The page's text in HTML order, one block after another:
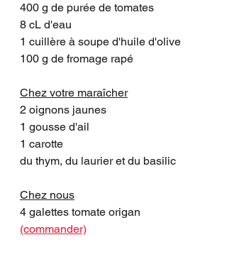
400 g de purée de tomates
8 cL d'eau
1 cuillère à soupe d'huile d'olive
100 g de fromage rapé
Chez votre maraîcher
2 oignons jaunes
1 gousse d'ail
1 carotte
du thym, du laurier et du basilic
Chez nous
4 galettes tomate origan
(commander)